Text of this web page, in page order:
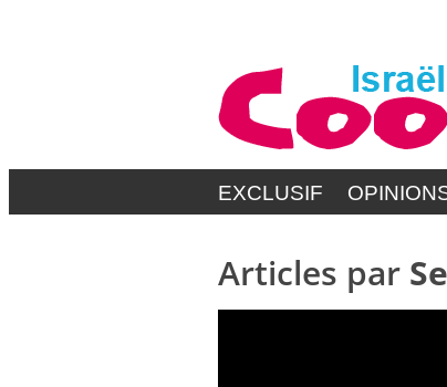
EXCLUSIF
Articles par